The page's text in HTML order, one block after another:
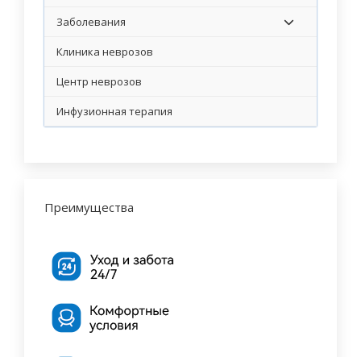
Заболевания
Клиника неврозов
Центр неврозов
Инфузионная терапия
Преимущества